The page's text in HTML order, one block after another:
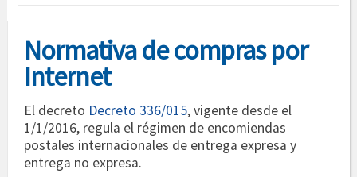
Normativa de compras por
Internet
El decreto Decreto 336/015, vigente desde el
1/1/2016, regula el régimen de encomiendas
postales internacionales de entrega expresa y
entrega no expresa.